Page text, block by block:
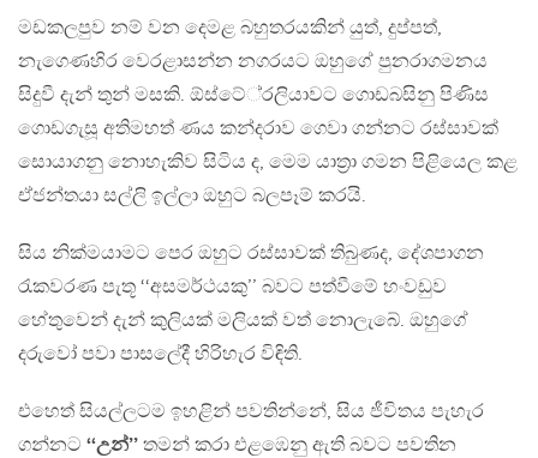
මඩකලපුව නම් වන දෙමළ බහුතරයකින් යුත්, දුප්පත්,
නැගෙණහිර වෙරළාසන්න නගරයට ඔහුගේ පුනරාගමනය
සිදුවී දැන් තුන් මසකි. ඕස්ටේ‍්‍රලියාවට ගොඩබසිනු පිණිස
ගොඩගැසූ අතිමහත් ණය කන්දරාව ගෙවා ගන්නට රස්සාවක්
සොයාගනු නොහැකිව සිටිය ද, මෙම යාත‍්‍රා ගමන පිළියෙල කළ
ඒජන්තයා සල්ලි ඉල්ලා ඔහුට බලපෑම් කරයි.
සිය නික්මයාමට පෙර ඔහුට රස්සාවක් තිබුණද, දේශපාගන
රැකවරණ පැතූ ‘‘අසමර්ථයකු’’ බවට පත්වීමේ හංවඩුව
හේතුවෙන් දැන් කුලියක් මලියක් වත් නොලැබේ. ඔහුගේ
දරුවෝ පවා පාසලේදී හිරිහැර විඳිති.
එහෙත් සියල්ලටම ඉහළින් පවතින්නේ, සිය ජීවිතය පැහැර
ගන්නට ‘‘උන්’’ තමන් කරා එළඹෙනු ඇති බවට පවතින